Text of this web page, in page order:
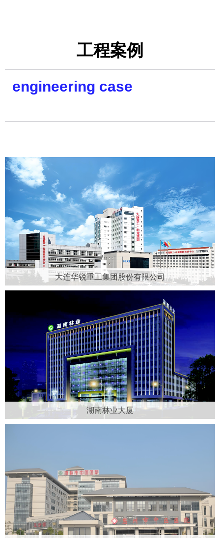
工程案例
engineering case
大连华锐重工集团股份有限公司
湖南林业大厦